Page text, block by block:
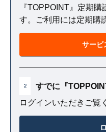
『TOPPOINT』定期
す。ご利用には定期購
サービ
2
すでに『
ログインいただきご覧